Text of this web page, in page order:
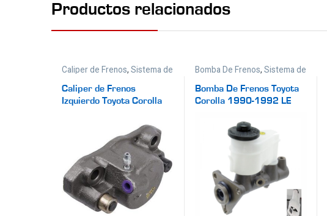
Productos relacionados
Caliper de Frenos,Sistema de
Caliper de Frenos
Izquierdo Toyota Corolla
Bomba De Frenos, Sistema de
Bomba De Frenos Toyota
Corolla 1990-1992 LE